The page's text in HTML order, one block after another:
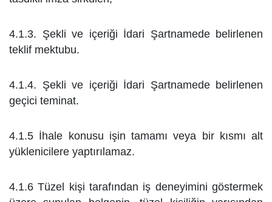
4.1.3. Şekli ve içeriği İdari Şartnamede belirlenen
teklif mektubu.
4.1.4. Şekli ve içeriği İdari Şartnamede belirlenen
geçici teminat.
4.1.5 İhale konusu işin tamamı veya bir kısmı alt
yüklenicilere yaptırılamaz.
4.1.6 Tüzel kişi tarafından iş deneyimini göstermek